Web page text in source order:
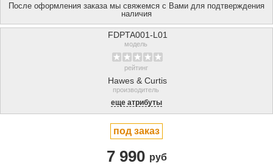
После оформления заказа мы свяжемся с Вами для подтверждения
наличия
FDPTA001-L01
модель
рейтинг
Hawes & Curtis
производитель
еще атрибуты
под заказ
7 990 руб